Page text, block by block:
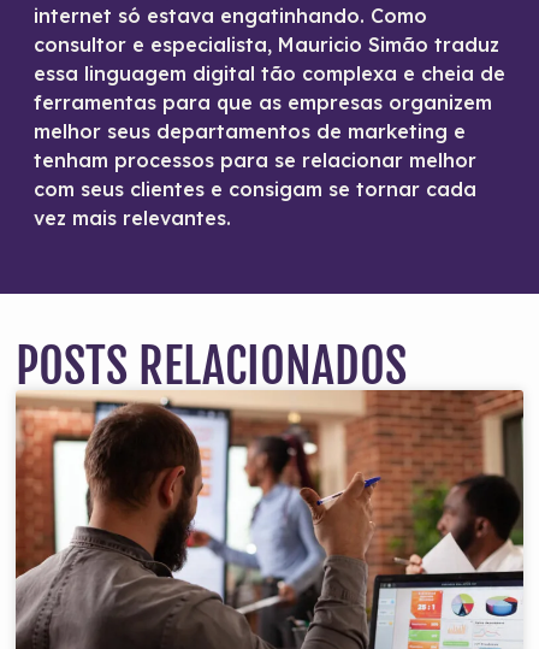
internet só estava engatinhando. Como
consultor e especialista, Mauricio Simão traduz
essa linguagem digital tão complexa e cheia de
ferramentas para que as empresas organizem
melhor seus departamentos de marketing e
tenham processos para se relacionar melhor
com seus clientes e consigam se tornar cada
vez mais relevantes.
POSTS RELACIONADOS